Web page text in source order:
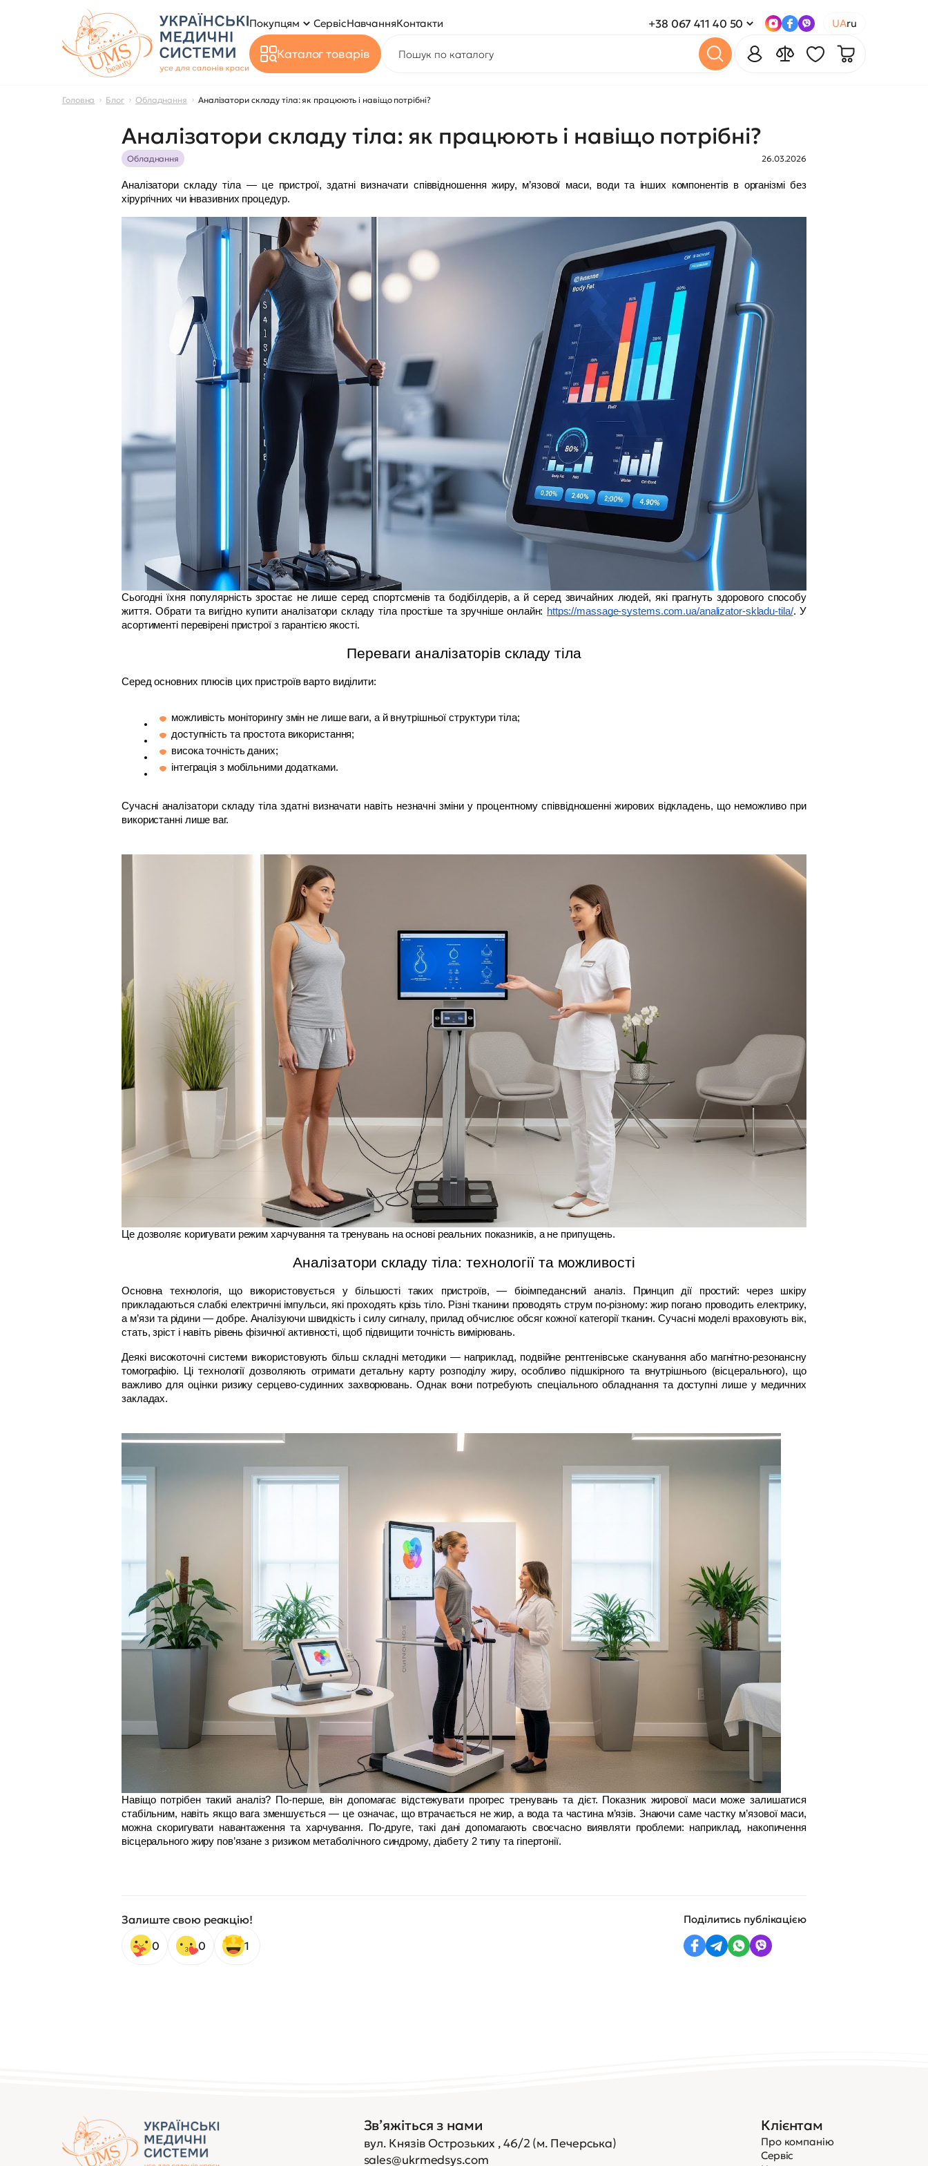
Покупцям СервісНавчанняКонтакти +38 067 411 40 50 UAru
Каталог товарів
Головна Блог Обладнання Аналізатори складу тіла: як працюють і навіщо потрібні?
Аналізатори складу тіла: як працюють і навіщо потрібні?
Обладнання 26.03.2026
Аналізатори складу тіла — це пристрої, здатні визначати співвідношення жиру, м’язової маси, води та інших компонентів в організмі без
хірургічних чи інвазивних процедур.
Сьогодні їхня популярність зростає не лише серед спортсменів та бодібілдерів, а й серед звичайних людей, які прагнуть здорового способу
життя. Обрати та вигідно купити аналізатори складу тіла простіше та зручніше онлайн: https://massage-systems.com.ua/analizator-skladu-tila/. У
асортименті перевірені пристрої з гарантією якості.
Переваги аналізаторів складу тіла
Серед основних плюсів цих пристроїв варто виділити:
можливість моніторингу змін не лише ваги, а й внутрішньої структури тіла;
доступність та простота використання;
висока точність даних;
інтеграція з мобільними додатками.
Сучасні аналізатори складу тіла здатні визначати навіть незначні зміни у процентному співвідношенні жирових відкладень, що неможливо при
використанні лише ваг.
Це дозволяє коригувати режим харчування та тренувань на основі реальних показників, а не припущень.
Аналізатори складу тіла: технології та можливості
Основна технологія, що використовується у більшості таких пристроїв, — біоімпедансний аналіз. Принцип дії простий: через шкіру
прикладаються слабкі електричні імпульси, які проходять крізь тіло. Різні тканини проводять струм по-різному: жир погано проводить електрику,
а м’язи та рідини — добре. Аналізуючи швидкість і силу сигналу, прилад обчислює обсяг кожної категорії тканин. Сучасні моделі враховують вік,
стать, зріст і навіть рівень фізичної активності, щоб підвищити точність вимірювань.
Деякі високоточні системи використовують більш складні методики — наприклад, подвійне рентгенівське сканування або магнітно-резонансну
томографію. Ці технології дозволяють отримати детальну карту розподілу жиру, особливо підшкірного та внутрішнього (вісцерального), що
важливо для оцінки ризику серцево-судинних захворювань. Однак вони потребують спеціального обладнання та доступні лише у медичних
закладах.
Навіщо потрібен такий аналіз? По-перше, він допомагає відстежувати прогрес тренувань та дієт. Показник жирової маси може залишатися
стабільним, навіть якщо вага зменшується — це означає, що втрачається не жир, а вода та частина м’язів. Знаючи саме частку м’язової маси,
можна скоригувати навантаження та харчування. По-друге, такі дані допомагають своєчасно виявляти проблеми: наприклад, накопичення
вісцерального жиру пов’язане з ризиком метаболічного синдрому, діабету 2 типу та гіпертонії.
Залиште свою реакцію!
0
0 1
Поділитись публікацією
Зв’яжіться з нами
вул. Князів Острозьких , 46/2 (м. Печерська)
sales@ukrmedsys.com
Клієнтам
Про компанію
Сервіс